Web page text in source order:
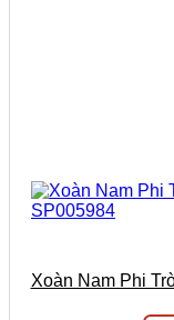
Xoàn Nam Phi